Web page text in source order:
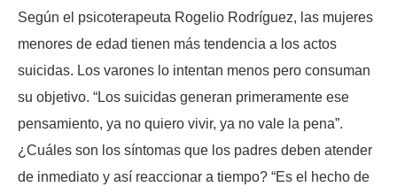
Según el psicoterapeuta Rogelio Rodríguez, las mujeres
menores de edad tienen más tendencia a los actos
suicidas. Los varones lo intentan menos pero consuman
su objetivo. “Los suicidas generan primeramente ese
pensamiento, ya no quiero vivir, ya no vale la pena”.
¿Cuáles son los síntomas que los padres deben atender
de inmediato y así reaccionar a tiempo? “Es el hecho de